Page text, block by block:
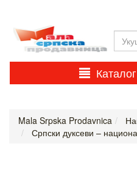
Mala Srpska Prodavnica
Српски дуксеви –